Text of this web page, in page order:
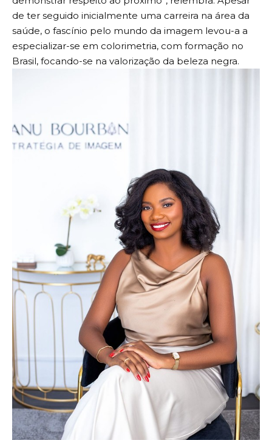
de ter seguido inicialmente uma carreira na área da
saúde, o fascínio pelo mundo da imagem levou-a a
especializar-se em colorimetria, com formação no
Brasil, focando-se na valorização da beleza negra.